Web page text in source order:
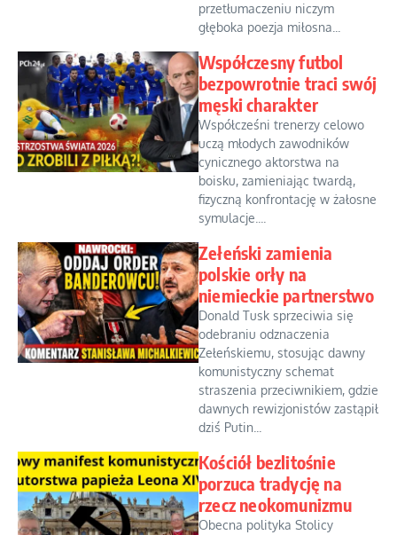
przetłumaczeniu niczym
głęboka poezja miłosna...
Współczesny futbol
bezpowrotnie traci swój
męski charakter
Współcześni trenerzy celowo
uczą młodych zawodników
cynicznego aktorstwa na
boisku, zamieniając twardą,
fizyczną konfrontację w żałosne
symulacje....
Zełeński zamienia
polskie orły na
niemieckie partnerstwo
Donald Tusk sprzeciwia się
odebraniu odznaczenia
Zełeńskiemu, stosując dawny
komunistyczny schemat
straszenia przeciwnikiem, gdzie
dawnych rewizjonistów zastąpił
dziś Putin...
Kościół bezlitośnie
porzuca tradycję na
rzecz neokomunizmu
Obecna polityka Stolicy